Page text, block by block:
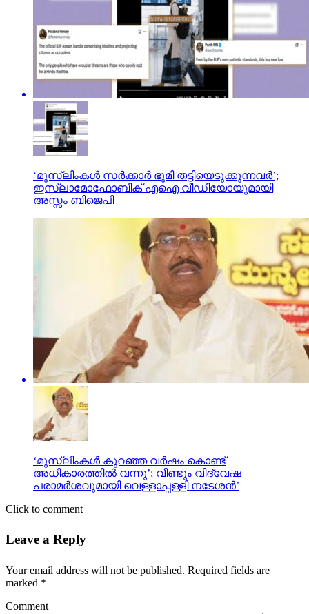
‘മുസ്‌ലിംകള്‍ സര്‍ക്കാര്‍ ഭൂമി തട്ടിയെടുക്കുന്നവര്‍’;
ഇസ്ലാമോഫോബിക് എഐ വീഡിയോയുമായി
അസ്സം ബിജെപി
‘മുസ്‌ലിംകൾ കുറഞ്ഞ വർഷം കൊണ്ട്
അധികാരത്തിൽ വന്നു’; വീണ്ടും വിദ്വേഷ
പരാമർശവുമായി വെള്ളാപ്പള്ളി നടേശൻ’
Click to comment
Leave a Reply
Your email address will not be published. Required fields are
marked *
Comment